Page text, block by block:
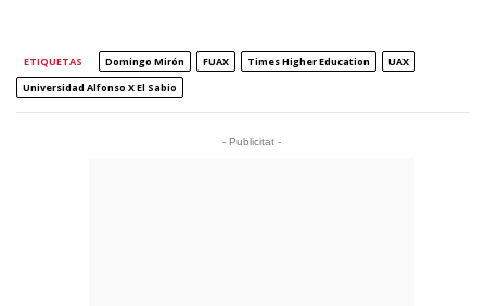
ETIQUETAS Domingo Mirón FUAX Times Higher Education
UAX
Universidad Alfonso X El Sabio
- Publicitat -